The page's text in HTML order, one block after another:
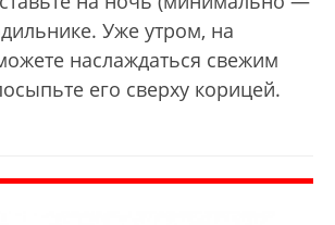
Уже утром, на
наслаждаться свежим
его сверху корицей.